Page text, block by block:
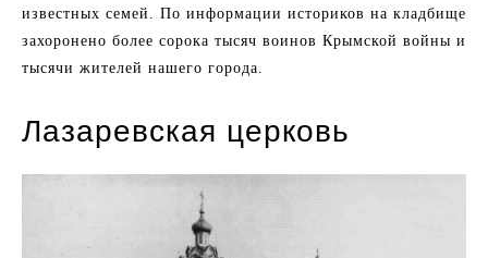
известных семей. По информации историков на кладбище
захоронено более сорока тысяч воинов Крымской войны и
тысячи жителей нашего города.
Лазаревская церковь